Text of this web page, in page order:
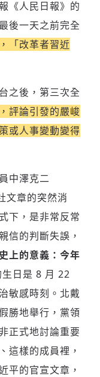
命
禮次數
《人民日報》的
後一天之前完全
「改革者習近
之後，第三次全
評論引發的嚴峻
或人事變動變得
中澤克二
章的突然消
下，是非常反常
信的判斷失誤，
上的意義：今年
生日是 8 月 22
敏感時刻。北戴
勝地舉行，黨領
正式地討論重要
這樣的成員裡，
平的官宣文章，
（皆註記
惠
閱讀